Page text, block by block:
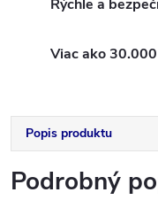
Rýchle a
Viac ako
Popis produktu
Podrobný